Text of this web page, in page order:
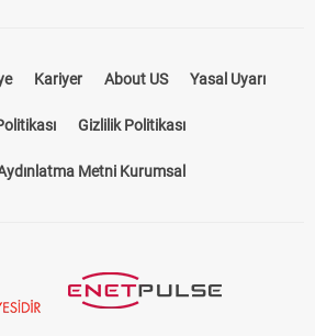
Kariyer About US Yasal Uyarı
Gizlilik Politikası
Metni Kurumsal